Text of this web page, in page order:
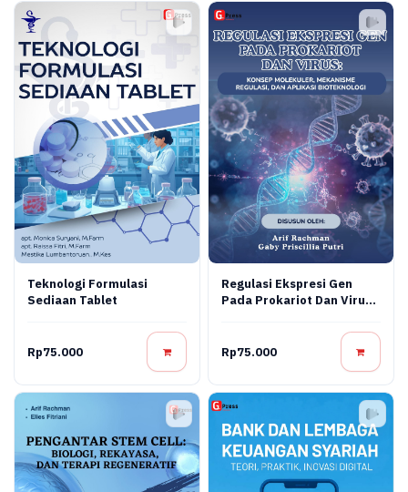
Teknologi Formulasi
Sediaan Tablet
Rp75.000
Regulasi Ekspresi Gen
Pada Prokariot Dan Virus:
Mekanisme Regulasi, Dan
Aplikasi Bioteknologi
Rp75.000